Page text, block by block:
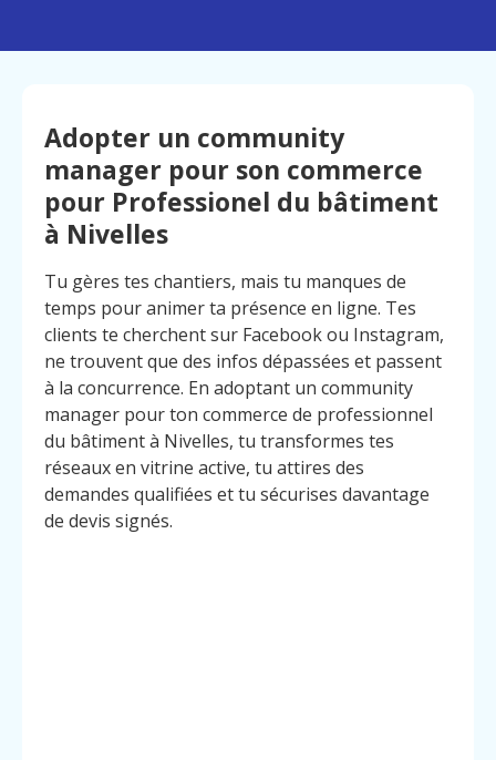
Adopter un community
manager pour son commerce
pour Professionel du bâtiment
à Nivelles
Tu gères tes chantiers, mais tu manques de
temps pour animer ta présence en ligne. Tes
clients te cherchent sur Facebook ou Instagram,
ne trouvent que des infos dépassées et passent
à la concurrence. En adoptant un community
manager pour ton commerce de professionnel
du bâtiment à Nivelles, tu transformes tes
réseaux en vitrine active, tu attires des
demandes qualifiées et tu sécurises davantage
de devis signés.